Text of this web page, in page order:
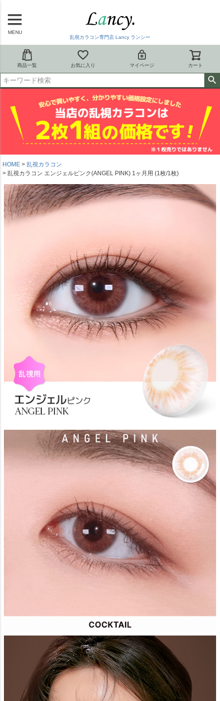
MENU
乱視カラコン専門店 Lancy ランシー
商品一覧 お気に入り マイページ カート
HOME
乱視カラコン
乱視カラコン エンジェルピンク(ANGEL PINK) 1ヶ月用 (1枚/1枚)